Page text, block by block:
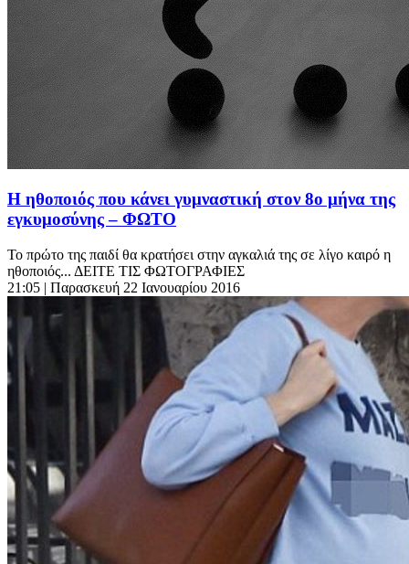
Η ηθοποιός που κάνει γυμναστική στον 8ο μήνα της
εγκυμοσύνης – ΦΩΤΟ
Το πρώτο της παιδί θα κρατήσει στην αγκαλιά της σε λίγο καιρό η
ηθοποιός... ΔΕΙΤΕ ΤΙΣ ΦΩΤΟΓΡΑΦΙΕΣ
21:05 | Παρασκευή 22 Ιανουαρίου 2016